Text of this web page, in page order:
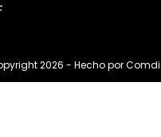
2026 - Hecho por